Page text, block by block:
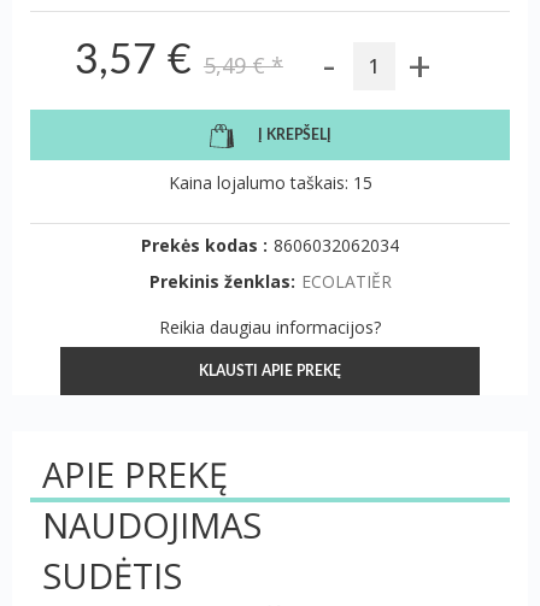
3,57 € 5,49 €* - +
Į KREPŠELĮ
Kaina lojalumo taškais: 15
Prekės kodas : 8606032062034
Prekinis ženklas: ECOLATIĚR
Reikia daugiau informacijos?
KLAUSTI APIE PREKĘ
APIE PREKĘ
NAUDOJIMAS
SUDĖTIS